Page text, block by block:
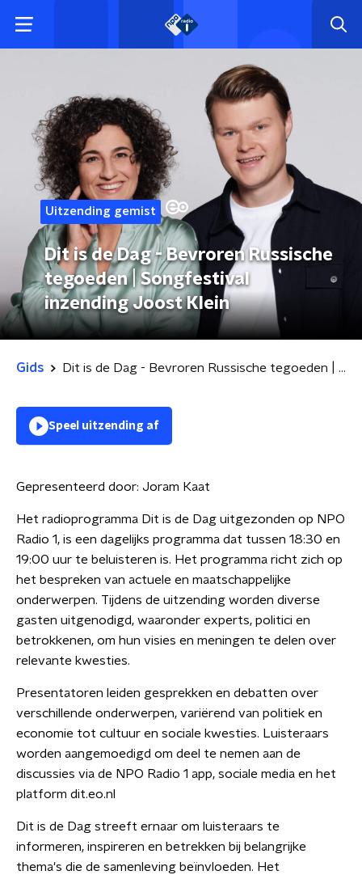
Uitzending gemist
Dit is de Dag - Bevroren Russische
tegoeden | Songfestival
inzending Joost Klein
Gids Dit is de Dag - Bevroren Russische tegoeden | Songfestival inzending Joost Klein
Speel uitzending af
Gepresenteerd door: Joram Kaat
Het radioprogramma Dit is de Dag uitgezonden op NPO
Radio 1, is een dagelijks programma dat tussen 18:30 en
19:00 uur te beluisteren is. Het programma richt zich op
het bespreken van actuele en maatschappelijke
onderwerpen. Tijdens de uitzending worden diverse
gasten uitgenodigd, waaronder experts, politici en
betrokkenen, om hun visies en meningen te delen over
relevante kwesties.
Presentatoren leiden gesprekken en debatten over
verschillende onderwerpen, variërend van politiek en
economie tot cultuur en sociale kwesties. Luisteraars
worden aangemoedigd om deel te nemen aan de
discussies via de NPO Radio 1 app, sociale media en het
platform dit.eo.nl
Dit is de Dag streeft ernaar om luisteraars te
informeren, inspireren en betrekken bij belangrijke
thema's die de samenleving beïnvloeden. Het